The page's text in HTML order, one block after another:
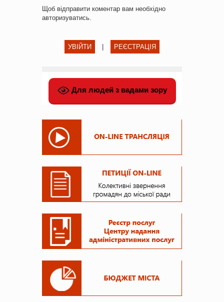
Щоб відправити коментар вам необхідно
авторизуватись.
УВІЙТИ РЕЄСТРАЦІЯ
Для людей з вадами зору